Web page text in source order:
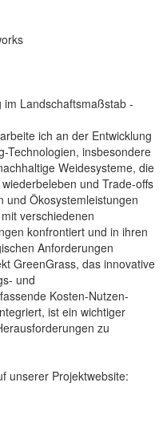
Landschaftsmaßstab -
ich an der Entwicklung
Technologien, insbesondere
Weidesysteme, die
und Trade-offs
und Ökosystemleistungen
verschiedenen
konfrontiert und in ihren
Anforderungen
GreenGrass, das innovative
und
Kosten-Nutzen-
ist ein wichtiger
zu
unserer Projektwebsite: